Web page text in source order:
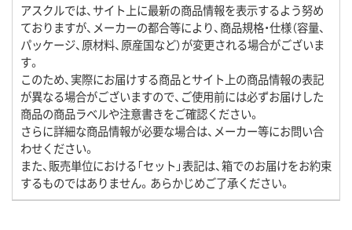
アスクルでは、サイト上に最新の商品情報を表示するよう努め
ておりますが、メーカーの都合等により、商品規格・仕様（容量、
パッケージ、原材料、原産国など）が変更される場合がございま
す。
このため、実際にお届けする商品とサイト上の商品情報の表記
が異なる場合がございますので、ご使用前には必ずお届けした
商品の商品ラベルや注意書きをご確認ください。
さらに詳細な商品情報が必要な場合は、メーカー等にお問い合
わせください。
また、販売単位における「セット」表記は、箱でのお届けをお約束
するものではありません。あらかじめご了承ください。